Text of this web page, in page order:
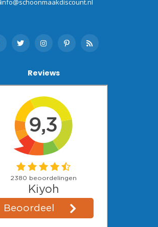
info@schoonmaakdiscount.nl
Reviews